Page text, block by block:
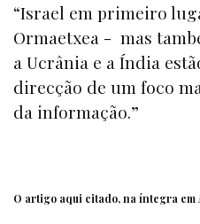
“Israel em primeiro
Ormaetxea - mas
a Ucrânia e a Índia
direcção de um foco
da informação.”
O artigo aqui citado, na íntegra em